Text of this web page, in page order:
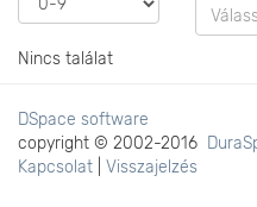
Nincs találat
DSpace software
copyright © 2002-2016
Kapcsolat
Visszajelzés